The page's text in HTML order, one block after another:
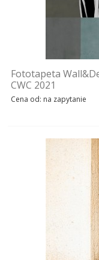
Fototapeta
CWC 2021
Cena od: na zapytanie